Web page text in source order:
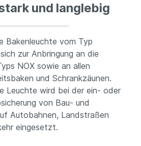
und langlebig
Bakenleuchte vom Typ
zur Anbringung an die
NOX sowie an allen
und Schrankzäunen.
Leuchte wird bei der ein- oder
von Bau- und
Autobahnen, Landstraßen
eingesetzt.